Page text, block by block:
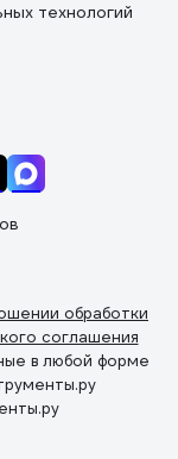
технологий
обработки
соглашения
в любой форме